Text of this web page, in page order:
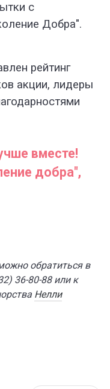
с
Добра".
рейтинг
акции, лидеры
вместе!
добра",
обратиться в
36-80-88 или к
Нелли